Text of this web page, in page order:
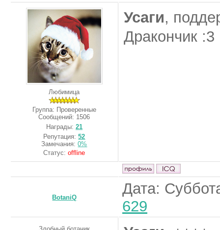
Любимица
Группа: Проверенные
Сообщений: 1506
Награды: 21
Репутация:52
Замечания:0%
Статус:offline
Усаги,
Дракончик :3
BotaniQ
Дата:
629